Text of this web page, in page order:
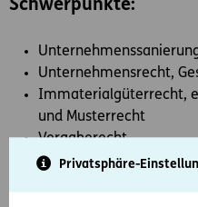
Privatsphäre-
Schwerpunkte:
Unternehmensrecht,
Immaterialgüterrecht,
und Musterrecht
Vergaberecht
Wirtschaftsstrafecht